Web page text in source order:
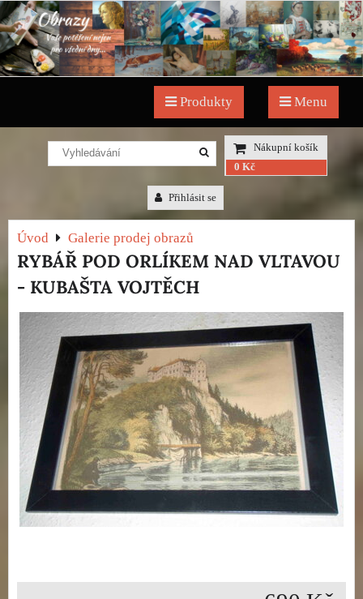
Produkty Menu
Nákupní košík
0 Kč
Přihlásit se
Úvod Galerie prodej obrazů
RYBÁŘ POD ORLÍKEM NAD VLTAVOU
- KUBAŠTA VOJTĚCH